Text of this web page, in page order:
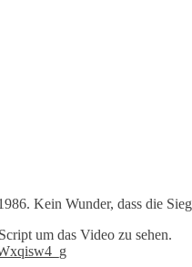
Kein Wunder, dass die
um das Video zu sehen.